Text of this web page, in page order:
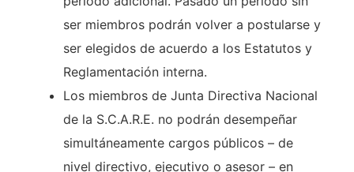
ser miembros podrán volver a postularse y
ser elegidos de acuerdo a los Estatutos y
Reglamentación interna.
Los miembros de Junta Directiva Nacional
de la S.C.A.R.E. no podrán desempeñar
simultáneamente cargos públicos – de
nivel directivo, ejecutivo o asesor – en